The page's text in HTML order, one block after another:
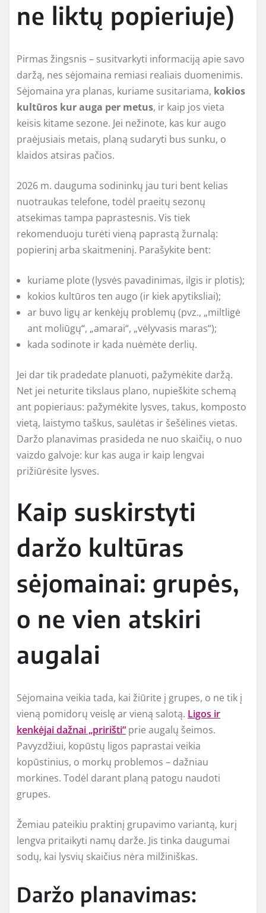
ne liktų popieriuje)
Pirmas žingsnis – susitvarkyti informaciją apie savo
daržą, nes sėjomaina remiasi realiais duomenimis.
Sėjomaina yra planas, kuriame susitariama, kokios
kultūros kur auga per metus, ir kaip jos vieta
keisis kitame sezone. Jei nežinote, kas kur augo
praėjusiais metais, planą sudaryti bus sunku, o
klaidos atsiras pačios.
2026 m. dauguma sodininkų jau turi bent kelias
nuotraukas telefone, todėl praeitų sezonų
atsekimas tampa paprastesnis. Vis tiek
rekomenduoju turėti vieną paprastą žurnalą:
popierinį arba skaitmeninį. Parašykite bent:
kuriame plote (lysvės pavadinimas, ilgis ir plotis);
kokios kultūros ten augo (ir kiek apytiksliai);
ar buvo ligų ar kenkėjų problemų (pvz., „miltligė
ant moliūgų“, „amarai“, „vėlyvasis maras“);
kada sodinote ir kada nuėmėte derlių.
Jei dar tik pradedate planuoti, pažymėkite daržą.
Net jei neturite tikslaus plano, nupieškite schemą
ant popieriaus: pažymėkite lysves, takus, komposto
vietą, laistymo taškus, saulėtas ir šešėlines vietas.
Daržo planavimas prasideda ne nuo skaičių, o nuo
vaizdo galvoje: kur kas auga ir kaip lengvai
prižiūrėsite lysves.
Kaip suskirstyti
daržo kultūras
sėjomainai: grupės,
o ne vien atskiri
augalai
Sėjomaina veikia tada, kai žiūrite į grupes, o ne tik į
vieną pomidorų veislę ar vieną salotą. Ligos ir
kenkėjai dažnai „pririšti“ prie augalų šeimos.
Pavyzdžiui, kopūstų ligos paprastai veikia
kopūstinius, o morkų problemos – dažniau
morkines. Todėl darant planą patogu naudoti
grupes.
Žemiau pateikiu praktinį grupavimo variantą, kurį
lengva pritaikyti namų darže. Jis tinka daugumai
sodų, kai lysvių skaičius nėra milžiniškas.
Daržo planavimas: